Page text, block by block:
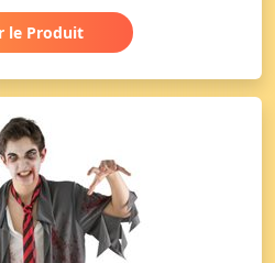
le Produit